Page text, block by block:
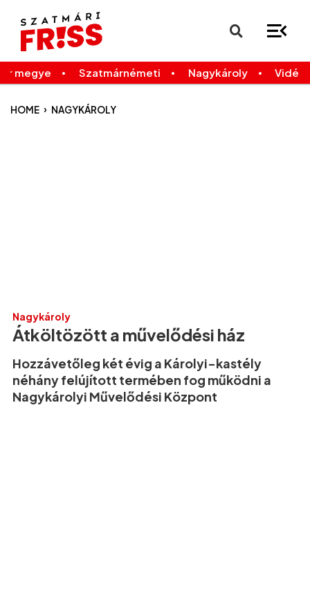
Legfrissebb
megye Szatmárnémeti Nagykároly Vidék
HOME › NAGYKÁROLY
Nagykároly
Átköltözött a művelődési ház
Hozzávetőleg két évig a Károlyi-kastély
néhány felújított termében fog működni a
Nagykárolyi Művelődési Központ